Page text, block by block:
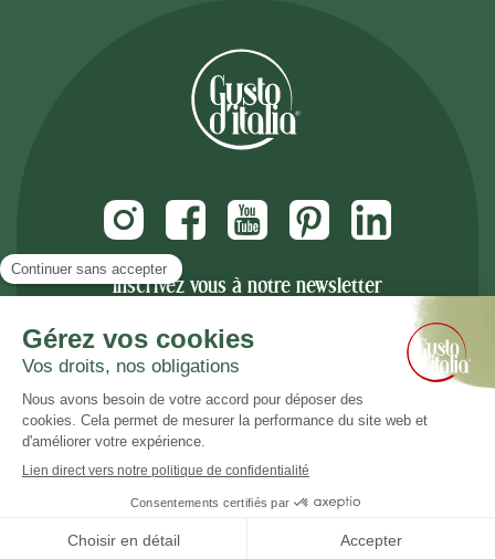
Inscrivez vous à notre newsletter
Email
© 2008-2026 L'épicerie fine italienne Gusto d'Italia - Tous droits réservés - Designed